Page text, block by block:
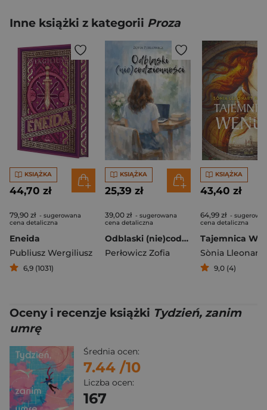
Inne książki z kategorii Proza
KSIĄŻKA
44,70 zł
79,90 zł - sugerowana
cena detaliczna
Eneida
Publiusz Wergiliusz
6,9 (1031)
KSIĄŻKA
25,39 zł
39,00 zł - sugerowana
cena detaliczna
Odblaski (nie)codzienności
Perłowicz Zofia
KSIĄŻKA
43,40 zł
64,99 zł -
cena detaliczna
Tajemnica
9,0 (4)
Oceny i recenzje książki Tydzień, zanim
umrę
Średnia ocen:
7.44 /10
Liczba ocen:
167